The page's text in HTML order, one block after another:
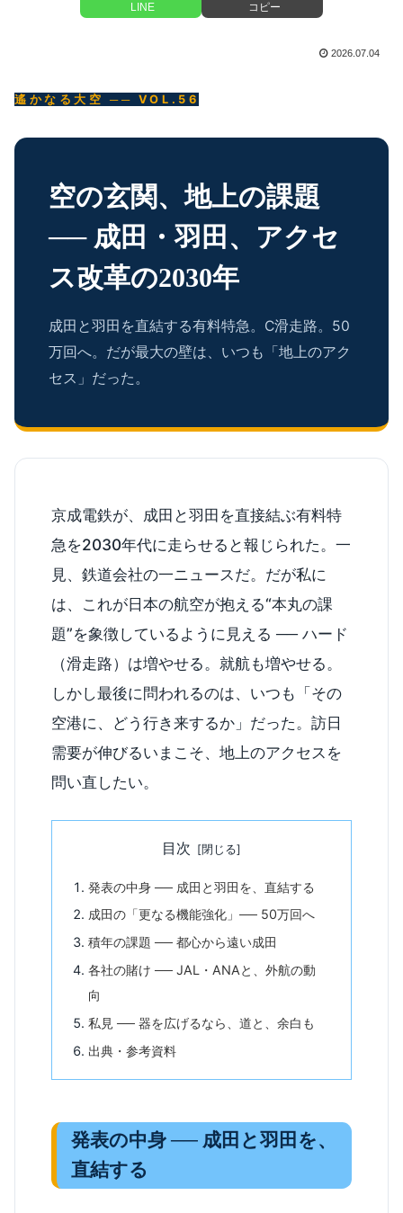
LINE コピー
2026.07.04
遙かなる大空 ── VOL.56
空の玄関、地上の課題
── 成田・羽田、アクセ
ス改革の2030年
成田と羽田を直結する有料特急。C滑走路。50
万回へ。だが最大の壁は、いつも「地上のアク
セス」だった。
京成電鉄が、成田と羽田を直接結ぶ有料特
急を2030年代に走らせると報じられた。一
見、鉄道会社の一ニュースだ。だが私に
は、これが日本の航空が抱える“本丸の課
題”を象徴しているように見える ── ハード
（滑走路）は増やせる。就航も増やせる。
しかし最後に問われるのは、いつも「その
空港に、どう行き来するか」だった。訪日
需要が伸びるいまこそ、地上のアクセスを
問い直したい。
目次
発表の中身 ── 成田と羽田を、直結する
成田の「更なる機能強化」── 50万回へ
積年の課題 ── 都心から遠い成田
各社の賭け ── JAL・ANAと、外航の動
向
私見 ── 器を広げるなら、道と、余白も
出典・参考資料
発表の中身 ── 成田と羽田を、
直結する